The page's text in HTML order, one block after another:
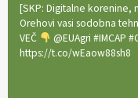
[SKP: Digitalne korenine,
Orehovi vasi sodobna
VEČ
@EUAgri #IMCAP
https://t.co/wEaow88sh8